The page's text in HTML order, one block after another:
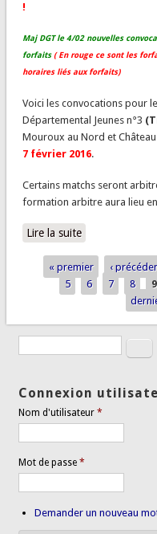
!
Maj DGT le 4/02 nouvelles
forfaits( En rouge ce sont les
horaires liés aux forfaits)
Voici les convocations pour
Départemental Jeunes n°3
Mouroux au Nord et
7 février 2016.
Certains matchs seront
formation arbitre aura lieu
Lire la suitede TDJS3 -
Pages
« premier ‹
5
6 7 8 9
Formulaire de
Connexion
Nom d'utilisateur*
Mot de passe*
Demander un nouveau